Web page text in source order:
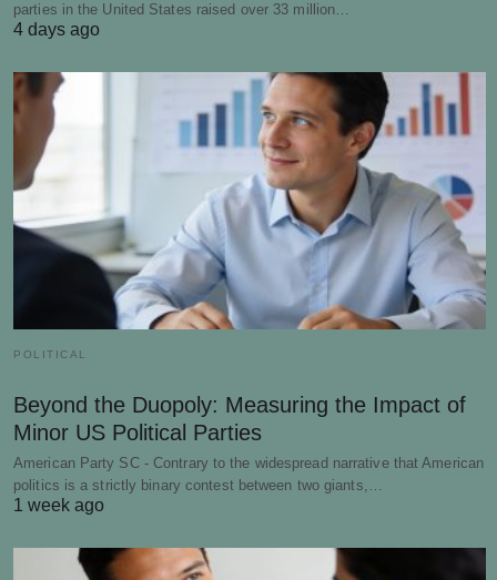
parties in the United States raised over 33 million…
4 days ago
POLITICAL
Beyond the Duopoly: Measuring the Impact of
Minor US Political Parties
American Party SC - Contrary to the widespread narrative that American
politics is a strictly binary contest between two giants,…
1 week ago